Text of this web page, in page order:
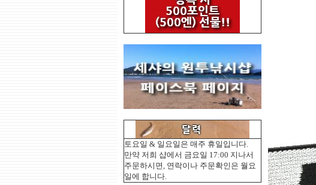
토요일 & 일요일은 매주 휴일입니다.
만약 저희 샵에서 금요일 17:00 지나서
주문하시면, 연락이나 주문확인은 월요
일에 합니다.